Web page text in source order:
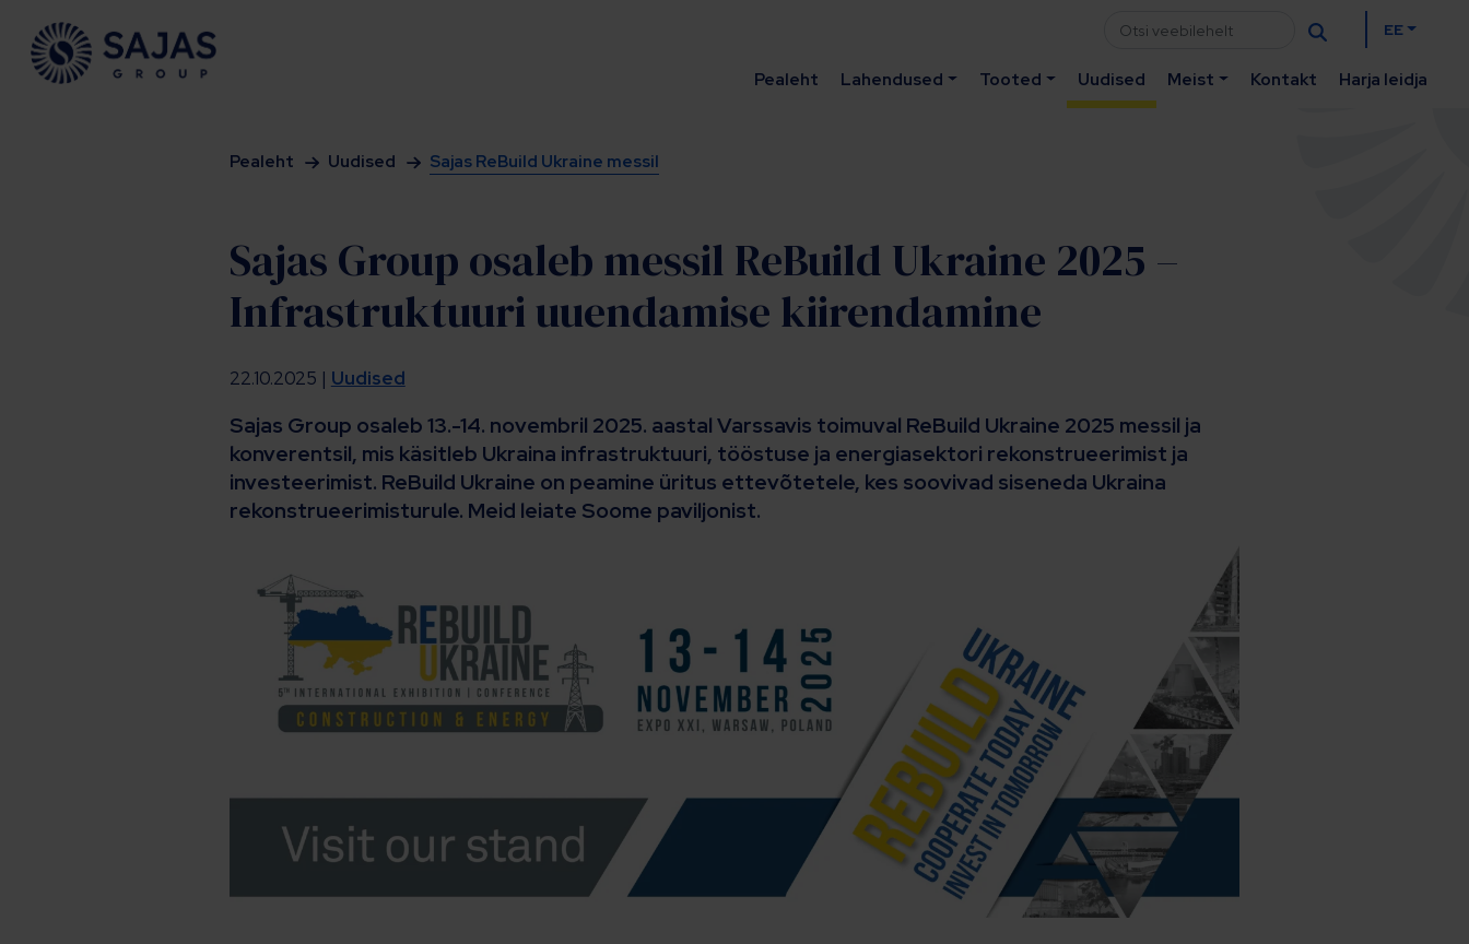
Siirry sisältöön Pealeht Lahendused Tooted Uudised Meist Kontakt Harja leidja
EE
Pealeht Uudised Sajas ReBuild Ukraine messil
Sajas Group osaleb messil ReBuild Ukraine 2025 –
Infrastruktuuri uuendamise kiirendamine
22.10.2025 | Uudised
Sajas Group osaleb 13.-14. novembril 2025. aastal Varssavis toimuval ReBuild Ukraine 2025 messil ja
konverentsil, mis käsitleb Ukraina infrastruktuuri, tööstuse ja energiasektori rekonstrueerimist ja
investeerimist. ReBuild Ukraine on peamine üritus ettevõtetele, kes soovivad siseneda Ukraina
rekonstrueerimisturule. Meid leiate Soome paviljonist.